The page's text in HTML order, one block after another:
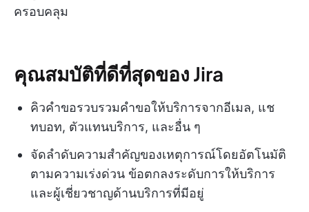
ครอบคลุม
คุณสมบัติที่ดีที่สุดของ Jira
คิวคำขอรวบรวมคำขอให้บริการจากอีเมล, แช
ทบอท, ตัวแทนบริการ, และอื่น ๆ
จัดลำดับความสำคัญของเหตุการณ์โดยอัตโนมัติ
ตามความเร่งด่วน ข้อตกลงระดับการให้บริการ
และผู้เชี่ยวชาญด้านบริการที่มีอยู่